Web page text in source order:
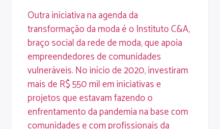
Outra iniciativa na agenda da
transformação da moda é o Instituto C&A,
braço social da rede de moda, que apoia
empreendedores de comunidades
vulneráveis. No início de 2020, investiram
mais de R$ 550 mil em iniciativas e
projetos que estavam fazendo o
enfrentamento da pandemia na base com
comunidades e com profissionais da